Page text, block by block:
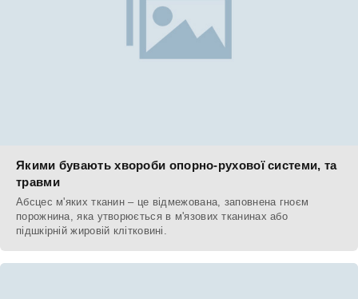
Якими бувають хвороби опорно-рухової системи, та
травми
Абсцес м'яких тканин – це відмежована, заповнена гноєм
порожнина, яка утворюється в м'язових тканинах або
підшкірній жировій клітковині.